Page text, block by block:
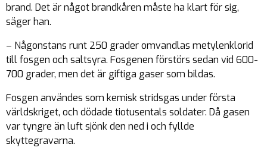
brand. Det är något brandkåren måste ha klart för sig,
säger han.
– Någonstans runt 250 grader omvandlas metylenklorid
till fosgen och saltsyra. Fosgenen förstörs sedan vid 600-
700 grader, men det är giftiga gaser som bildas.
Fosgen användes som kemisk stridsgas under första
världskriget, och dödade tiotusentals soldater. Då gasen
var tyngre än luft sjönk den ned i och fyllde
skyttegravarna.